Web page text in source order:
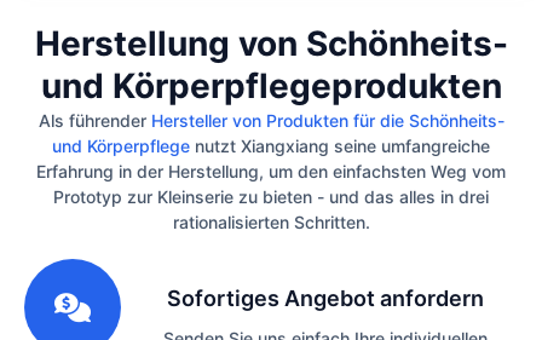
Herstellung von Schönheits-
und Körperpflegeprodukten
Als führender Hersteller von Produkten für die Schönheits-
und Körperpflege nutzt Xiangxiang seine umfangreiche
Erfahrung in der Herstellung, um den einfachsten Weg vom
Prototyp zur Kleinserie zu bieten - und das alles in drei
rationalisierten Schritten.
Sofortiges Angebot anfordern